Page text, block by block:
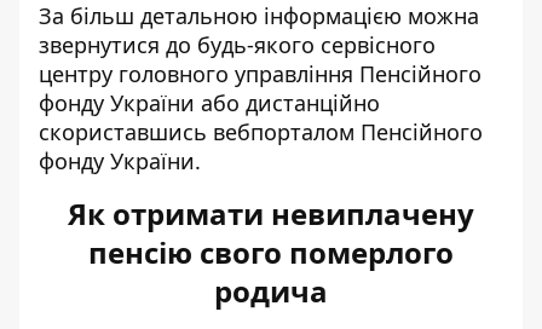
За більш детальною інформацією можна
звернутися до будь-якого сервісного
центру головного управління Пенсійного
фонду України або дистанційно
скориставшись вебпорталом Пенсійного
фонду України.
Як отримати невиплачену
пенсію свого померлого
родича